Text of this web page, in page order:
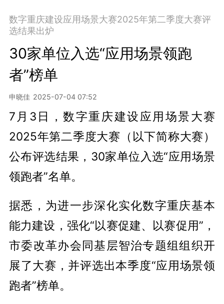
数字重庆建设应用场景大赛2025年第二季度大赛评
选结果出炉
30家单位入选“应用场景领跑
者”榜单
申晓佳 2025-07-04 07:52
7月3日，数字重庆建设应用场景大赛
2025年第二季度大赛（以下简称大赛）
公布评选结果，30家单位入选“应用场景
领跑者”名单。
据悉，为进一步深化实化数字重庆基本
能力建设，强化“以赛促建、以赛促用”，
市委改革办会同基层智治专题组组织开
展了大赛，并评选出本季度“应用场景领
跑者”榜单。